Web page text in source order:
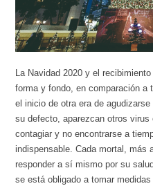
La Navidad 2020 y el
forma y fondo, en comparación a
el inicio de otra era de
su defecto, aparezcan otros
contagiar y no encontrarse a
indispensable. Cada mortal, más
responder a sí mismo por su
se está obligado a tomar